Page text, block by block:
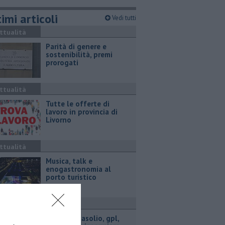
articoli Vedi tutti
Parità di genere e
sostenibilità, premi
prorogati
​Tutte le offerte di
lavoro in provincia di
Livorno
Musica, talk e
enogastronomia al
porto turistico
​Benzina, gasolio, gpl,